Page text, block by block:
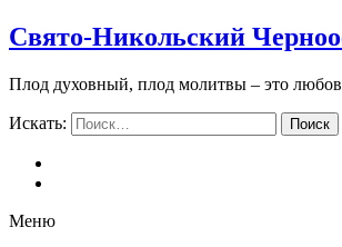
Свято-Никольский
Плод духовный, плод молитвы – это
Искать: Поиск
Меню